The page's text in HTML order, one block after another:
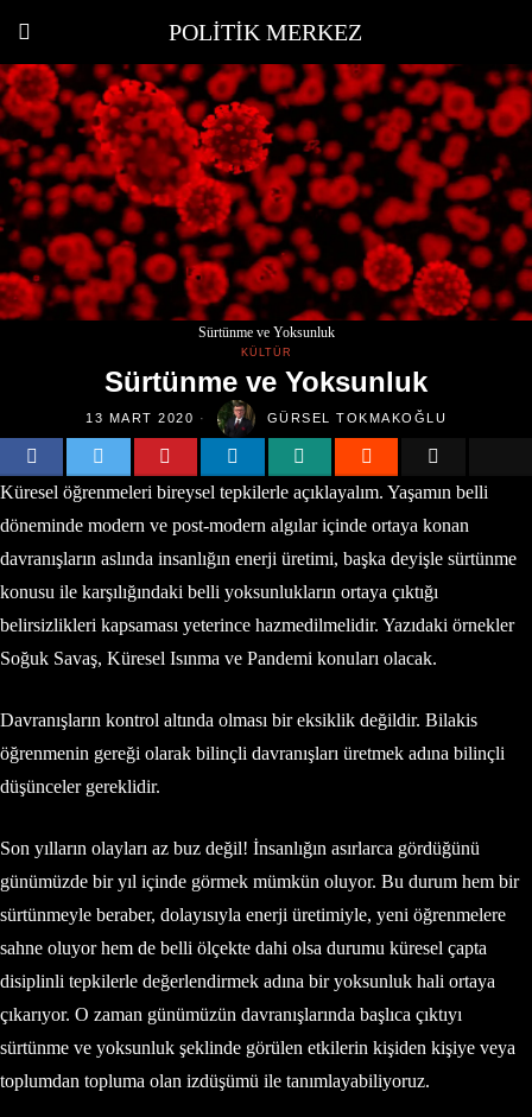
POLITIK MERKEZ
Sürtünme ve Yoksunluk
KÜLTÜR
Sürtünme ve Yoksunluk
13 MART 2020 GÜRSEL TOKMAKOĞLU
Küresel öğrenmeleri bireysel tepkilerle açıklayalım. Yaşamın belli
döneminde modern ve post-modern algılar içinde ortaya konan
davranışların aslında insanlığın enerji üretimi, başka deyişle sürtünme
konusu ile karşılığındaki belli yoksunlukların ortaya çıktığı
belirsizlikleri kapsaması yeterince hazmedilmelidir. Yazıdaki örnekler
Soğuk Savaş, Küresel Isınma ve Pandemi konuları olacak.
Davranışların kontrol altında olması bir eksiklik değildir. Bilakis
öğrenmenin gereği olarak bilinçli davranışları üretmek adına bilinçli
düşünceler gereklidir.
Son yılların olayları az buz değil! İnsanlığın asırlarca gördüğünü
günümüzde bir yıl içinde görmek mümkün oluyor. Bu durum hem bir
sürtünmeyle beraber, dolayısıyla enerji üretimiyle, yeni öğrenmelere
sahne oluyor hem de belli ölçekte dahi olsa durumu küresel çapta
disiplinli tepkilerle değerlendirmek adına bir yoksunluk hali ortaya
çıkarıyor. O zaman günümüzün davranışlarında başlıca çıktıyı
sürtünme ve yoksunluk şeklinde görülen etkilerin kişiden kişiye veya
toplumdan topluma olan izdüşümü ile tanımlayabiliyoruz.